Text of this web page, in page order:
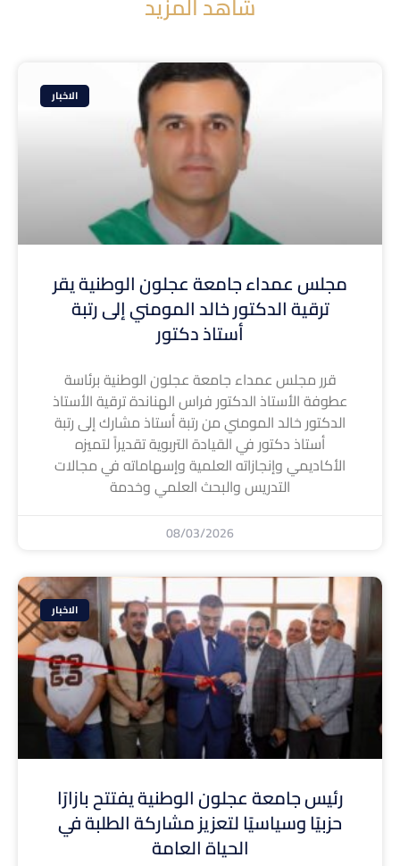
الاخبار
مجلس عمداء جامعة عجلون الوطنية يقر
ترقية الدكتور خالد المومني إلى رتبة
أستاذ دكتور
قرر مجلس عمداء جامعة عجلون الوطنية برئاسة
عطوفة الأستاذ الدكتور فراس الهناندة ترقية الأستاذ
الدكتور خالد المومني من رتبة أستاذ مشارك إلى رتبة
أستاذ دكتور في القيادة التربوية تقديراً لتميزه
الأكاديمي وإنجازاته العلمية وإسهاماته في مجالات
التدريس والبحث العلمي وخدمة
08/03/2026
الاخبار
رئيس جامعة عجلون الوطنية يفتتح بازارًا
حزبيًا وسياسيًا لتعزيز مشاركة الطلبة في
الحياة العامة